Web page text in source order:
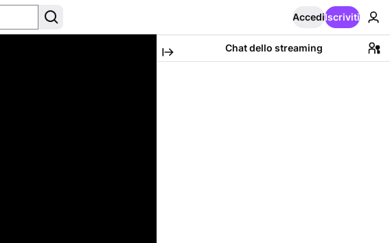
AccediIscriviti
Chat dello streaming